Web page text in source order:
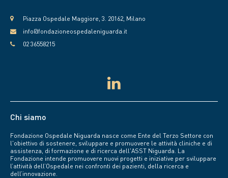
Piazza Ospedale Maggiore, 3. 20162, Milano
info@fondazioneospedaleniguarda.it
02 36558215
Chi siamo
Fondazione Ospedale Niguarda nasce come Ente del Terzo Settore con
l'obiettivo di sostenere, sviluppare e promuovere le attività cliniche e di
assistenza, di formazione e di ricerca dell'ASST Niguarda. La
Fondazione intende promuovere nuovi progetti e iniziative per sviluppare
l’attività dell’Ospedale nei confronti dei pazienti, della ricerca e
dell’innovazione.